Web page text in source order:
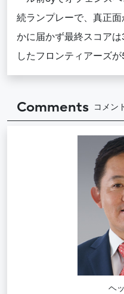
続ランプレーで、真正
かに届かず最終スコア
したフロンティアーズが
Comments コメン
ヘ